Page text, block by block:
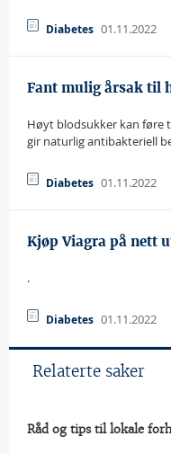
Diabetes 01.11.2022
Fant mulig årsak til
Høyt blodsukker kan føre
gir naturlig antibakteriell
Diabetes 01.11.2022
Kjøp Viagra på nett
.
Diabetes 01.11.2022
Relaterte saker
Råd og tips til lokale